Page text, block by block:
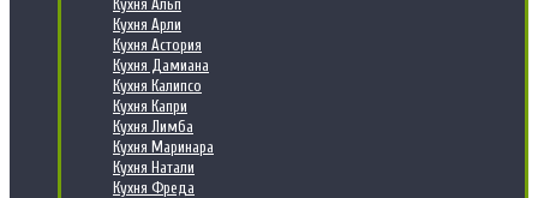
Кухня Альп
Кухня Арли
Кухня Астория
Кухня Дамиана
Кухня Калипсо
Кухня Капри
Кухня Лимба
Кухня Маринара
Кухня Натали
Кухня Фреда